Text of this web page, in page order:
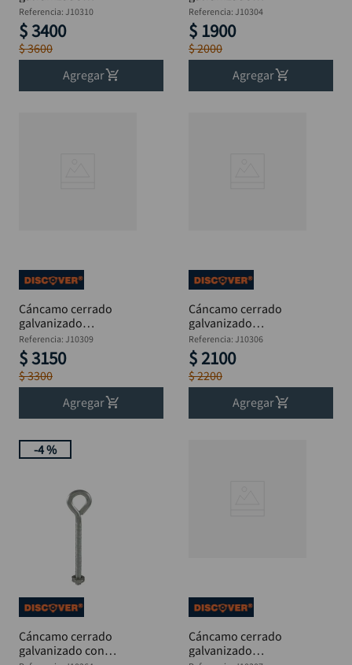
perforante 3/8 x 8"
DISCOVER
Referencia: J10310
$3400
$3600
Agregar
perforante 5/16x 5"
DISCOVER
Referencia: J10304
$ 1900
$2000
Agregar
Cáncamo cerrado
galvanizado
perforante 3/8 x 6"
DISCOVER
Referencia: J10309
$3150
$3300
Agregar
Cáncamo cerrado
galvanizado
perforante 3/8 x 3"
DISCOVER
Referencia: J10306
$ 2100
$2200
Agregar
-4 %
Cáncamo cerrado
galvanizado con
Cáncamo cerrado
galvanizado